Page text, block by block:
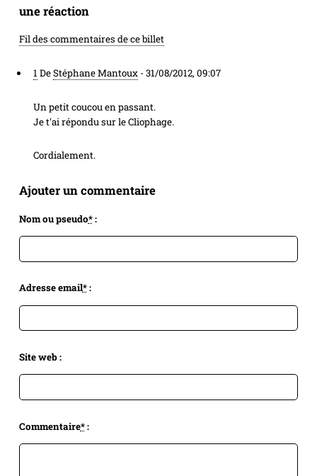
une réaction
Fil des commentaires de ce billet
1 DeStéphane Mantoux-31/08/2012, 09:07
Un petit coucou en passant.
Je t'ai répondu sur le Cliophage.
Cordialement.
Ajouter un commentaire
Nom ou pseudo*:
Adresse email*:
Site web :
Commentaire*: